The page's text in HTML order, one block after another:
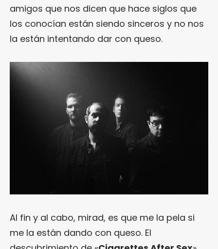
amigos que nos dicen que hace siglos que
los conocían están siendo sinceros y no nos
la están intentando dar con queso.
Al fin y al cabo, mirad, es que me la pela si
me la están dando con queso. El